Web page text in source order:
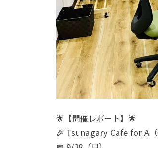
🌟【開催レポート】🌟
🎉 Tsunagary Cafe for A（